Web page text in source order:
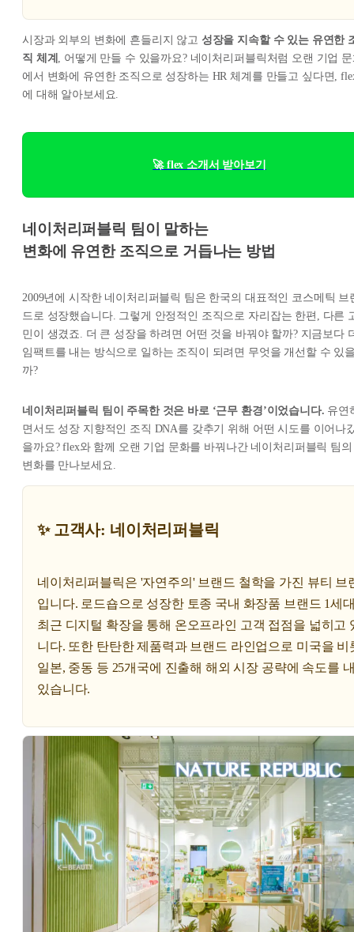
시장과 외부의 변화에 흔들리지 않고 성장을 지속할 수 있는 유연한
직 체계 , 어떻게 만들 수 있을까요? 네이처리퍼블릭처럼 오랜 기업
에서 변화에 유연한 조직으로 성장하는 HR 체계를 만들고 싶다면,
에 대해 알아보세요.
🚀 flex 소개서 받아보기
네이처리퍼블릭 팀이 말하는
변화에 유연한 조직으로 거듭나는 방법
2009년에 시작한 네이처리퍼블릭 팀은 한국의 대표적인 코스메틱 브
드로 성장했습니다. 그렇게 안정적인 조직으로 자리잡는 한편, 다른
민이 생겼죠. 더 큰 성장을 하려면 어떤 것을 바꿔야 할까? 지금보다
임팩트를 내는 방식으로 일하는 조직이 되려면 무엇을 개선할 수 있
까?
네이처리퍼블릭 팀이 주목한 것은 바로 ‘근무 환경’이었습니다. 유연
면서도 성장 지향적인 조직 DNA를 갖추기 위해 어떤 시도를 이어나
을까요? flex와 함께 오랜 기업 문화를 바꿔나간 네이처리퍼블릭 팀의
변화를 만나보세요.
✨ 고객사: 네이처리퍼블릭
네이처리퍼블릭은 '자연주의' 브랜드 철학을 가진 뷰티 브
입니다. 로드숍으로 성장한 토종 국내 화장품 브랜드 1세
최근 디지털 확장을 통해 온오프라인 고객 접점을 넓히고
니다. 또한 탄탄한 제품력과 브랜드 라인업으로 미국을 비
일본, 중동 등 25개국에 진출해 해외 시장 공략에 속도를
있습니다.